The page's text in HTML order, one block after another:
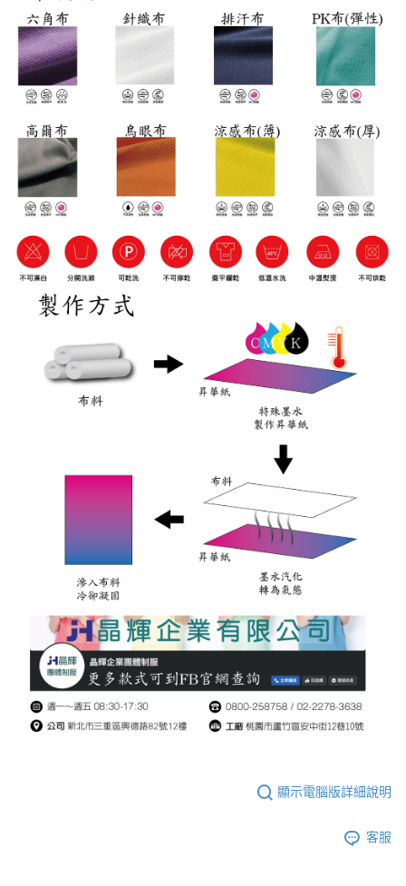
顯示電腦版詳細說明
客服